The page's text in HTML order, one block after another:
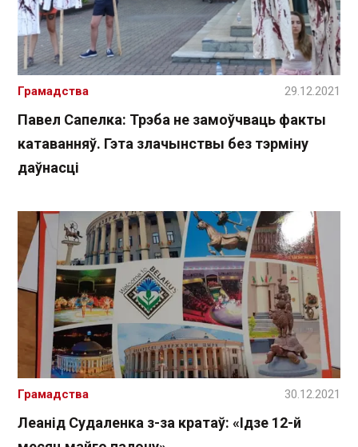
Павел Сапелка: Трэба не замоўчваць факты
катаванняў. Гэта злачынствы без тэрміну
даўнасці
Грамадства 29.12.2021
Леанід Судаленка з-за кратаў: «Ідзе 12-й
Грамадства 30.12.2021